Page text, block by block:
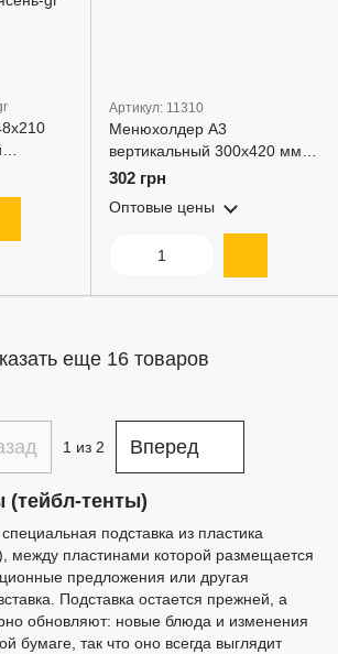
акрил +
тейбл-
с
Артикул: 11310
Менюхолдер А3
вертикальный 300x420 мм,
акрил тейбл-тент для меню
302 грн
Оптовые цены
еще 16 товаров
1 из 2 Вперед
тенты)
специальная подставка из пластика
между пластинами которой размещается
предложения или другая
Подставка остается прежней, а
обновляют: новые блюда и изменения
бумаге, так что оно всегда выглядит